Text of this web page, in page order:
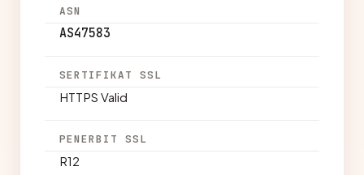
ASN
AS47583
SERTIFIKAT SSL
HTTPS Valid
PENERBIT SSL
R12